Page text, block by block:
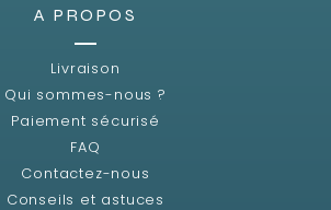
A PROPOS
Livraison
Qui sommes-nous ?
Paiement sécurisé
FAQ
Contactez-nous
Conseils et astuces